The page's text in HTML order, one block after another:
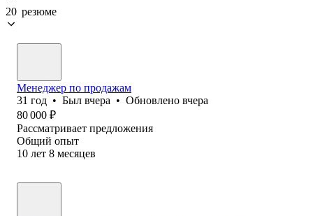
20 резюме
Менеджер по продажам
31 год • Был вчера • Обновлено вчера
80 000 ₽
Рассматривает предложения
Общий опыт
10 лет 8 месяцев